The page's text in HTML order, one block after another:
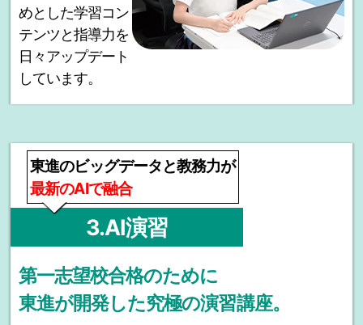
めとした学習コン
テンツと指導力を
日々アップデート
しています。
東進のビッグデータと教務力が
最新のAIで融合
3.AI演習
第一志望校合格のために
東進が開発した究極の演習講座。